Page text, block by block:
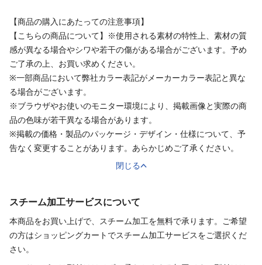
【商品の購入にあたっての注意事項】
【こちらの商品について】※使用される素材の特性上、素材の質
感が異なる場合やシワや若干の傷がある場合がございます。予め
ご了承の上、お買い求めください。
※一部商品において弊社カラー表記がメーカーカラー表記と異な
る場合がございます。
※ブラウザやお使いのモニター環境により、掲載画像と実際の商
品の色味が若干異なる場合があります。
※掲載の価格・製品のパッケージ・デザイン・仕様について、予
告なく変更することがあります。あらかじめご了承ください。
閉じる
スチーム加工サービスについて
本商品をお買い上げで、スチーム加工を無料で承ります。ご希望
の方はショッピングカートでスチーム加工サービスをご選択くだ
さい。